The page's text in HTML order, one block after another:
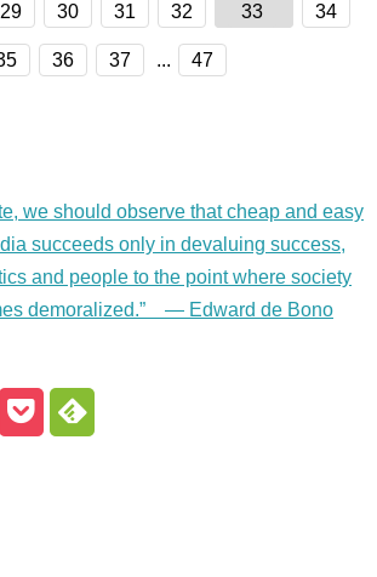
29 30 31 32 33 34
36 37 ... 47
we should observe that cheap and easy
succeeds only in devaluing success,
and people to the point where society
demoralized.” — Edward de Bono